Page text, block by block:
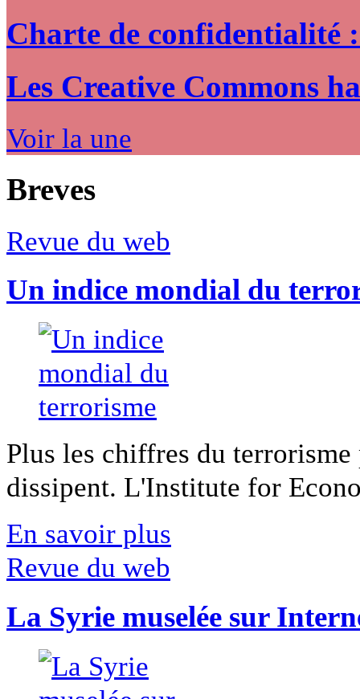
Charte de confidentialité
Les Creative Commons
Voir la une
Breves
Revue du web
Un indice mondial du
Plus les chiffres du
dissipent. L'Institute for
En savoir plus
Revue du web
La Syrie muselée sur